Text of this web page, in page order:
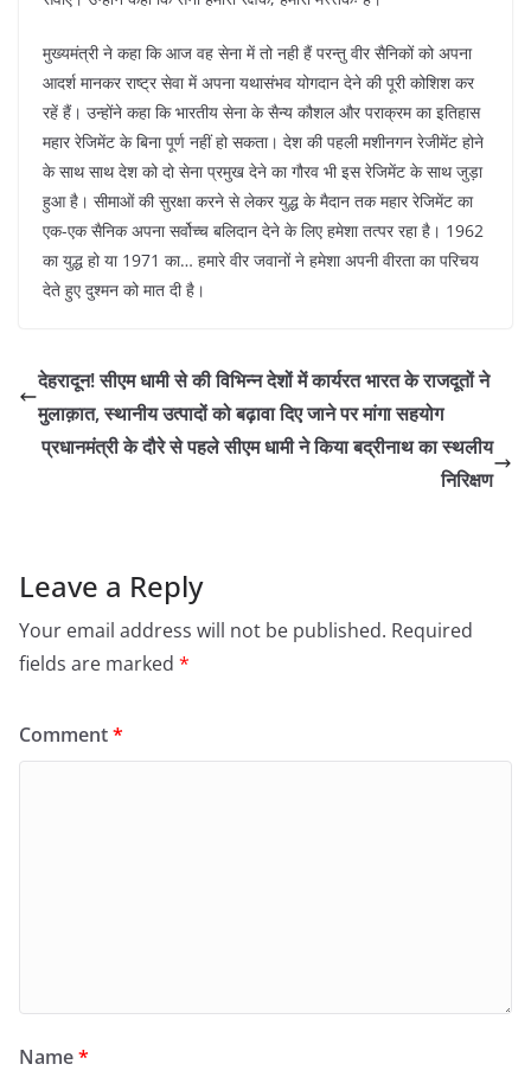
मुख्यमंत्री ने कहा कि आज वह सेना में तो नही हैं परन्तु वीर सैनिकों को अपना
आदर्श मानकर राष्ट्र सेवा में अपना यथासंभव योगदान देने की पूरी कोशिश कर
रहें हैं। उन्होंने कहा कि भारतीय सेना के सैन्य कौशल और पराक्रम का इतिहास
महार रेजिमेंट के बिना पूर्ण नहीं हो सकता। देश की पहली मशीनगन रेजीमेंट होने
के साथ साथ देश को दो सेना प्रमुख देने का गौरव भी इस रेजिमेंट के साथ जुड़ा
हुआ है। सीमाओं की सुरक्षा करने से लेकर युद्ध के मैदान तक महार रेजिमेंट का
एक-एक सैनिक अपना सर्वोच्च बलिदान देने के लिए हमेशा तत्पर रहा है। 1962
का युद्ध हो या 1971 का… हमारे वीर जवानों ने हमेशा अपनी वीरता का परिचय
देते हुए दुश्मन को मात दी है।
देहरादून! सीएम धामी से की विभिन्न देशों में कार्यरत भारत के राजदूतों ने
मुलाक़ात, स्थानीय उत्पादों को बढ़ावा दिए जाने पर मांगा सहयोग
प्रधानमंत्री के दौरे से पहले सीएम धामी ने किया बद्रीनाथ का स्थलीय
निरिक्षण
Leave a Reply
Your email address will not be published. Required
fields are marked *
Comment*
Name*